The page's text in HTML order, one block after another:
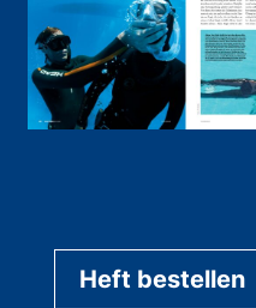
Heft bestellen